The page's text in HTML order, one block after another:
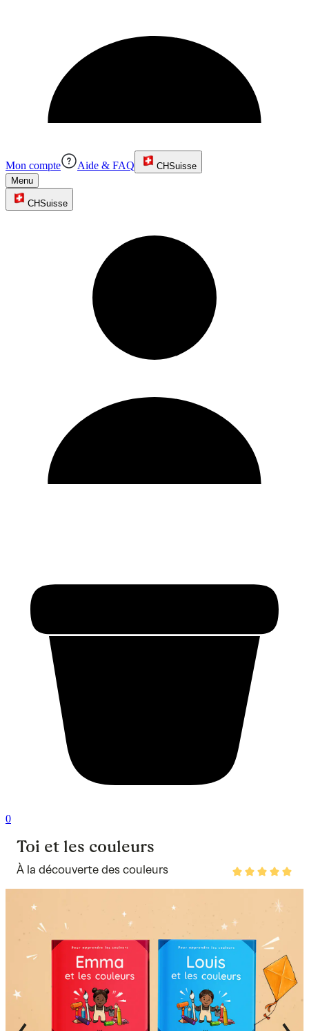
Mon compte Aide & FAQ CHSuisse
Menu
CHSuisse
0
Toi et les couleurs
À la découverte des couleurs
Rated
4.8out
5